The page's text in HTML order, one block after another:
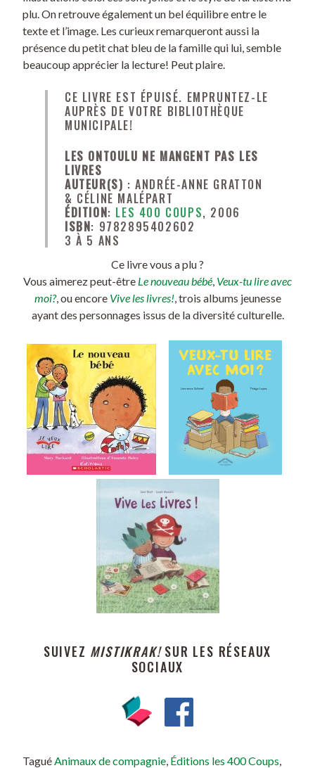
plu. On retrouve également un bel équilibre entre le
texte et l’image. Les curieux remarqueront aussi la
présence du petit chat bleu de la famille qui lui, semble
beaucoup apprécier la lecture! Peut plaire.
CE LIVRE EST ÉPUISÉ. EMPRUNTEZ-LE
AUPRÈS DE VOTRE BIBLIOTHÈQUE
MUNICIPALE!
LES ONTOULU NE MANGENT PAS LES
LIVRES
AUTEUR(S) : ANDRÉE-ANNE GRATTON
& CÉLINE MALÉPART
ÉDITION: LES 400 COUPS, 2006
ISBN: 9782895402602
3 À 5 ANS
Ce livre vous a plu ?
Vous aimerez peut-être Le nouveau bébé Veux-tu lire avec
moi?, ou encore Vive les livres! , trois albums jeunesse
ayant des personnages issus de la diversité culturelle.
SUIVEZ MISTIKRAK!SUR LES RÉSEAUX
SOCIAUX
Tagué Animaux de compagnie Éditions les 400 Coups